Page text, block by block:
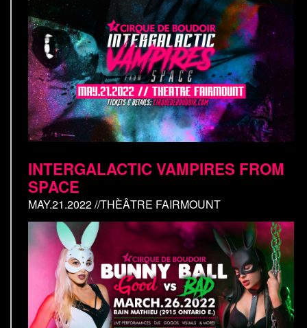
INTERGALACTIC VAMPIRES FROM
SPACE
MAY.21.2022 //THÈÂTRE FAIRMOUNT